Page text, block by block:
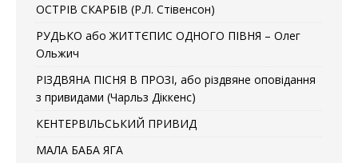
ОСТРІВ СКАРБІВ (Р.Л. Стівенсон)
РУДЬКО або ЖИТТЄПИС ОДНОГО ПІВНЯ – Олег
Ольжич
РІЗДВЯНА ПІСНЯ В ПРОЗІ, або різдвяне оповідання
з привидами (Чарльз Діккенс)
КЕНТЕРВІЛЬСЬКИЙ ПРИВИД
МАЛА БАБА ЯГА